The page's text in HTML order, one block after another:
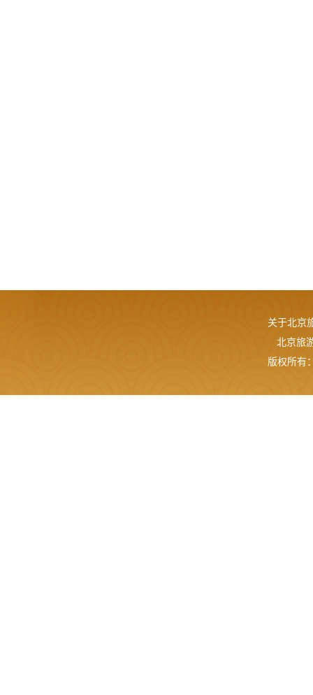
关于北京
北京旅
版权所有